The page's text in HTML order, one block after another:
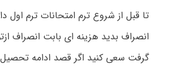
تا قبل از شروع ترم امتحانات ترم اول
انصراف بدید هزینه ای بابت انصراف
گرفت سعی کنید اگر قصد ادامه تحصیل